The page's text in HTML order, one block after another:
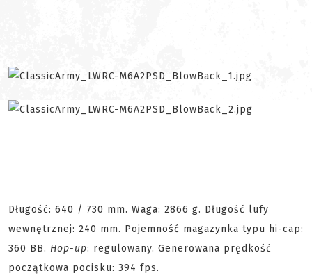
Długość: 640 / 730 mm. Waga: 2866 g. Długość lufy
wewnętrznej: 240 mm. Pojemność magazynka typu hi-cap:
360 BB. Hop-up: regulowany. Generowana prędkość
początkowa pocisku: 394 fps.